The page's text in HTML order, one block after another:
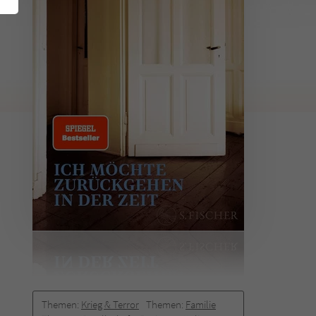
Themen: Krieg & Terror Themen: Familie